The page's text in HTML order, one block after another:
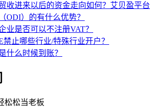
收进来以后的资金走向如何？艾贝盈平台
ODI）的有什么优势？
业是否可以不注册VAT？
禁止哪些行业/特殊行业开户？
什么时候到账？
松松当老板